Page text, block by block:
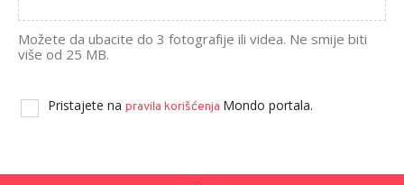
Možete da ubacite do 3 fotografije ili videa. Ne smije biti
više od 25 MB.
Pristajete na pravila korišćenja Mondo portala.